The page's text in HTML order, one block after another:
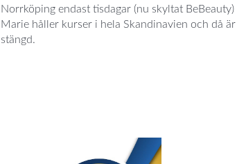
Norrköping endast tisdagar (nu skyltat BeBeauty)
Marie håller kurser i hela Skandinavien och då
stängd.